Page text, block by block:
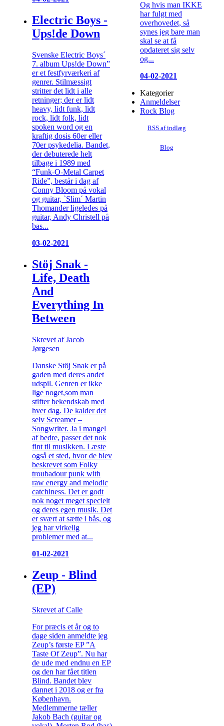
Electric Boys -
Ups!de Down
Svenske Electric Boys´
7. album Ups!de Down”
er et festfyrværkeri af
genrer. Stilmæssigt
stritter det lidt i alle
retninger; der er lidt
heavy, lidt funk, lidt
rock, lidt folk, lidt
spoken word og en
kraftig dosis 60er eller
70er psykedelia. Bandet,
der debuterede helt
tilbage i 1989 med
“Funk-O-Metal Carpet
Ride”, består i dag af
Conny Bloom på vokal
og guitar, `Slim´ Martin
Thomander ligeledes på
guitar, Andy Christell på
bas...
03-02-2021
Stöj Snak -
Life, Death
And
Everything In
Between
Skrevet af Jacob
Jørgesen
Danske Stöj Snak er på
gaden med deres andet
udspil. Genren er ikke
lige noget,som man
stifter bekendskab med
hver dag. De kalder det
selv Screamer –
Songwriter. Ja i mangel
af bedre, passer det nok
fint til musikken. Læste
også et sted, hvor de blev
beskrevet som Folky
troubadour punk with
raw energy and melodic
catchiness. Det er godt
nok noget meget specielt
og deres egen musik. Det
er svært at sætte i bås, og
jeg har virkelig
problemer med at...
01-02-2021
Zeup - Blind
(EP)
Skrevet af Calle
For præcis et år og to
dage siden anmeldte jeg
Zeup’s første EP ”A
Taste Of Zeup”. Nu har
de ude med endnu en EP
og den har fået titlen
Blind. Bandet blev
dannet i 2018 og er fra
København.
Medlemmerne tæller
Jakob Bach (guitar og
Og hvis man IKKE
har fulgt med
overhovedet, så
synes jeg bare man
skal se at få
opdateret sig selv
og...
04-02-2021
Kategorier
Anmeldelser
Rock Blog
RSS af indlæg
Blog